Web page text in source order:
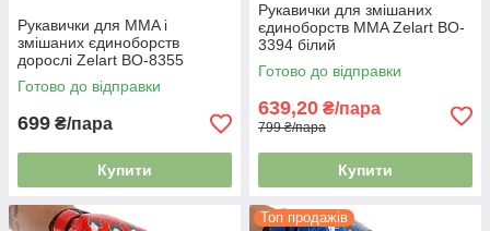
Рукавички для MMA і
змішаних єдиноборств
дорослі Zelart BO-8355
Готово до відправки
699 ₴/пара
Купити
Рукавички для змішаних
єдиноборств MMA Zelart BO-
3394 білий
Готово до відправки
639,20 ₴/пара
799 ₴/пара
Купити
Топ продажів